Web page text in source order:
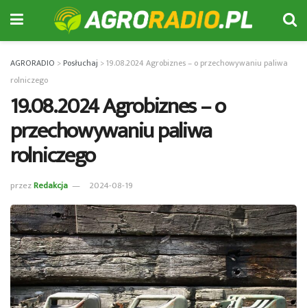
AGRORADIO >Posłuchaj >19.08.2024 Agrobiznes – o przechowywaniu paliwa
rolniczego
19.08.2024 Agrobiznes – o
przechowywaniu paliwa
rolniczego
przezRedakcja 2024-08-19